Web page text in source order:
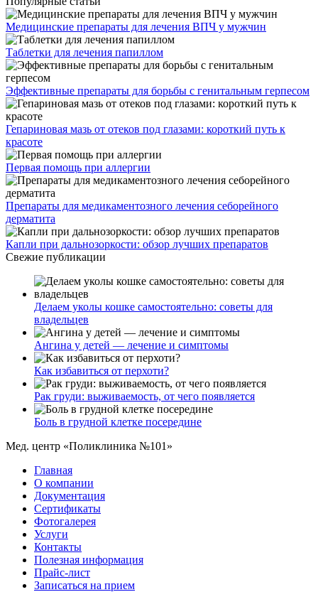
Медицинские препараты для лечения ВПЧ у мужчин
Таблетки для лечения папиллом
Эффективные препараты для борьбы с генитальным герпесом
Гепариновая мазь от отеков под глазами: короткий путь к
красоте
Первая помощь при аллергии
Препараты для медикаментозного лечения себорейного
дерматита
Капли при дальнозоркости: обзор лучших препаратов
Свежие публикации
Делаем уколы кошке самостоятельно: советы для
владельцев
Ангина у детей — лечение и симптомы
Как избавиться от перхоти?
Рак груди: выживаемость, от чего появляется
Боль в грудной клетке посередине
Мед. центр «Поликлиника №101»
Главная
О компании
Документация
Сертификаты
Фотогалерея
Услуги
Контакты
Полезная информация
Прайс-лист
Записаться на прием